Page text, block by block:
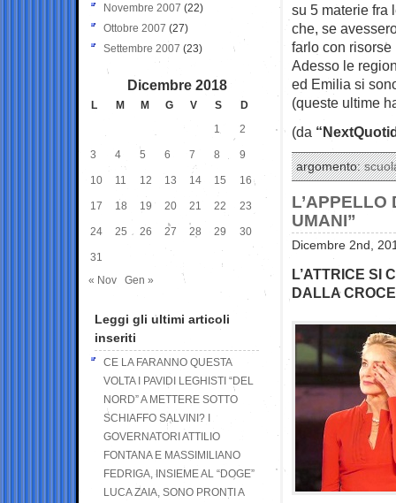
su 5 materie fra
che, se
farlo con risorse
Adesso le
ed Emilia si
(queste ultime
(da
argomento:
L’APPELLO
UMANI”
Dicembre 2nd,
L’ATTRICE SI
DALLA
Novembre 2007 (22)
Ottobre 2007 (27)
Settembre 2007 (23)
Dicembre 2018
L M M G V S
D
1
2
3 4 5 6 7 8 9
10 11 12 13 14 15 16
17 18 19 20 21 22 23
24 25 26 27 28 29 30
31
« Nov
Gen »
Leggi gli ultimi articoli
inseriti
CE LA FARANNO QUESTA
VOLTA I PAVIDI LEGHISTI “DEL
NORD” A METTERE SOTTO
SCHIAFFO SALVINI? I
GOVERNATORI ATTILIO
FONTANA E MASSIMILIANO
FEDRIGA, INSIEME AL “DOGE”
LUCA ZAIA, SONO PRONTI A